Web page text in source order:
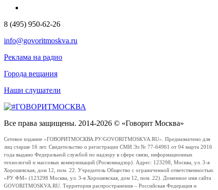
8 (495) 950-62-26
info@govoritmoskva.ru
Реклама на радио
Города вещания
Наши слушатели
Все права защищены. 2014-2026 © «Говорит Москва»
Сетевое издание «ГОВОРИТМОСКВА.РУ/GOVORITMOSKVA.RU». Предназначено для
лиц старше 16 лет. Свидетельство о регистрации СМИ Эл № 77-64961 от 04 марта 2016
года выдано Федеральной службой по надзору в сфере связи, информационных
технологий и массовых коммуникаций (Роскомнадзор). Адрес: 123298, Москва, ул. 3-я
Хорошевская, дом 12, пом. 22. Учредитель Общество с ограниченной ответственностью
«РУ ФМ» (123298 Москва, ул. 3-я Хорошевская, дом 12, пом. 22). Доменное имя сайта
GOVORITMOSKVA.RU. Территория распространения – Российская Федерация и